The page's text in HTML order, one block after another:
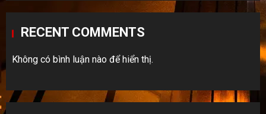
RECENT COMMENTS
Không có bình luận nào để hiển thị.